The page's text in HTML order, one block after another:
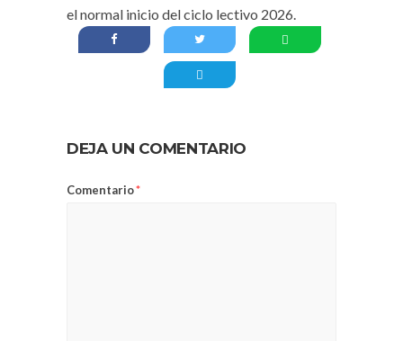
el normal inicio del ciclo lectivo 2026.
DEJA UN COMENTARIO
Comentario*